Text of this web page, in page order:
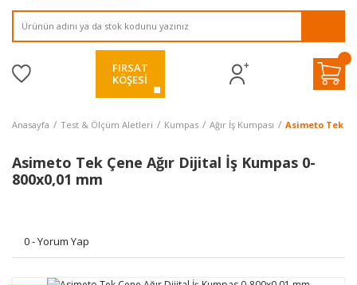
FIRSAT
KÖŞESİ
Anasayfa Test & Ölçüm Aletleri Kumpas Ağır İş Kumpası Asimeto Tek
Asimeto Tek Çene Ağır Dijital İş Kumpas 0-
800x0,01 mm
0 - Yorum Yap